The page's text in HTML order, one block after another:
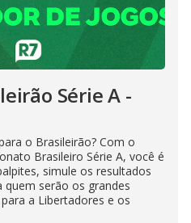
Série A -
o Brasileirão? Com o
Brasileiro Série A, você é
simule os resultados
quem serão os grandes
a Libertadores e os